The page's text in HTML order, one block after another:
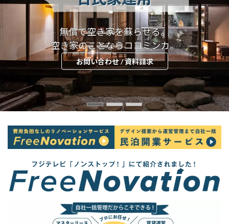
空き家の運用提案はもちろん、
リノベ・管理運営まで0円。
詳細はコチラ
基本査定無料。
民泊開業・運営代行承ります。
詳細はコチラ
無償で空き家を蘇らせる。
空き家のことならココミンカ。
お問い合わせ / 資料請求